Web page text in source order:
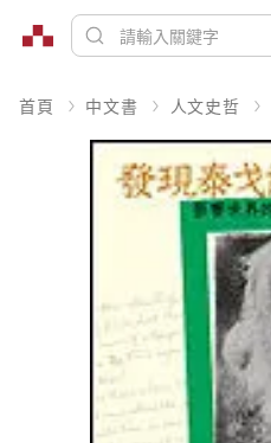
首頁 中文書 人文史哲